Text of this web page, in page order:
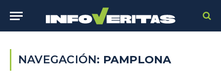
NAVEGACIÓN: PAMPLONA